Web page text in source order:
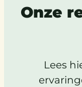
Onze
Lees